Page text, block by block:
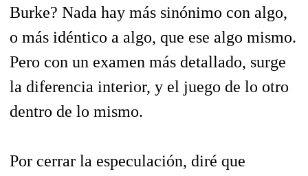
Burke? Nada hay más sinónimo con algo,
o más idéntico a algo, que ese algo mismo.
Pero con un examen más detallado, surge
la diferencia interior, y el juego de lo otro
dentro de lo mismo.
Por cerrar la especulación, diré que